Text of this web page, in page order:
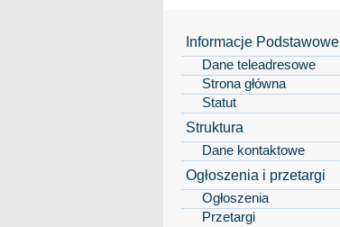
Informacje Podstawowe
Dane teleadresowe
Strona główna
Statut
Struktura
Dane kontaktowe
Ogłoszenia i przetargi
Ogłoszenia
Przetargi